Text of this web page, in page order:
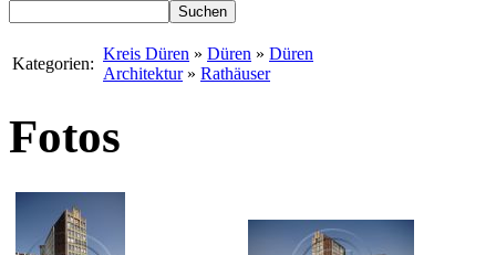
Kategorien:
Kreis Düren » Düren » Düren
Architektur» Rathäuser
Fotos